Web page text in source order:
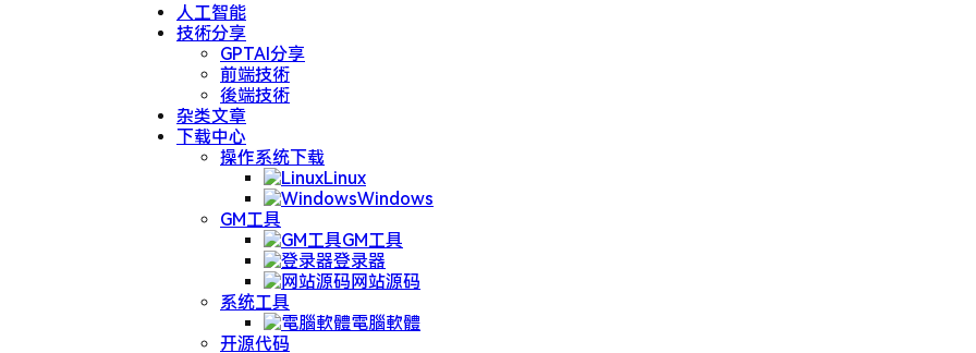
人工智能
技術分享
GPTAI分享
前端技術
後端技術
杂类文章
下载中心
操作系统下载
Linux
Windows
GM工具
GM工具
登录器
网站源码
系统工具
電腦軟體
开源代码